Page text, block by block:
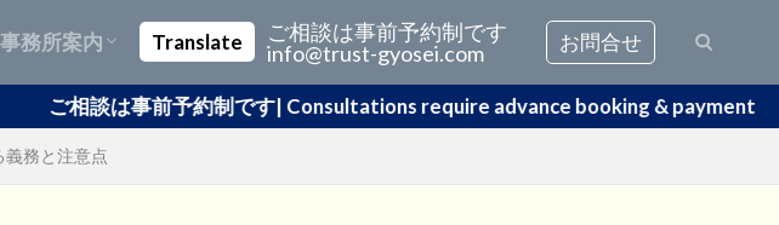
&Support
| Japan
and
ポート
請サポート
変更・更新
ラベルカー
車庫証明・
開業サポー
約・死後事
| Customer Testimonials
事務所案内
情報発信
Site Map
Translate
ご相談は事前予約制です
info@trust-gyosei.com
お問合せ
予約制です| Consultations require advance booking & payment
務と注意点
and
（For
| Japan
）
| Customer Testimonials
Spouse Visa Apostille